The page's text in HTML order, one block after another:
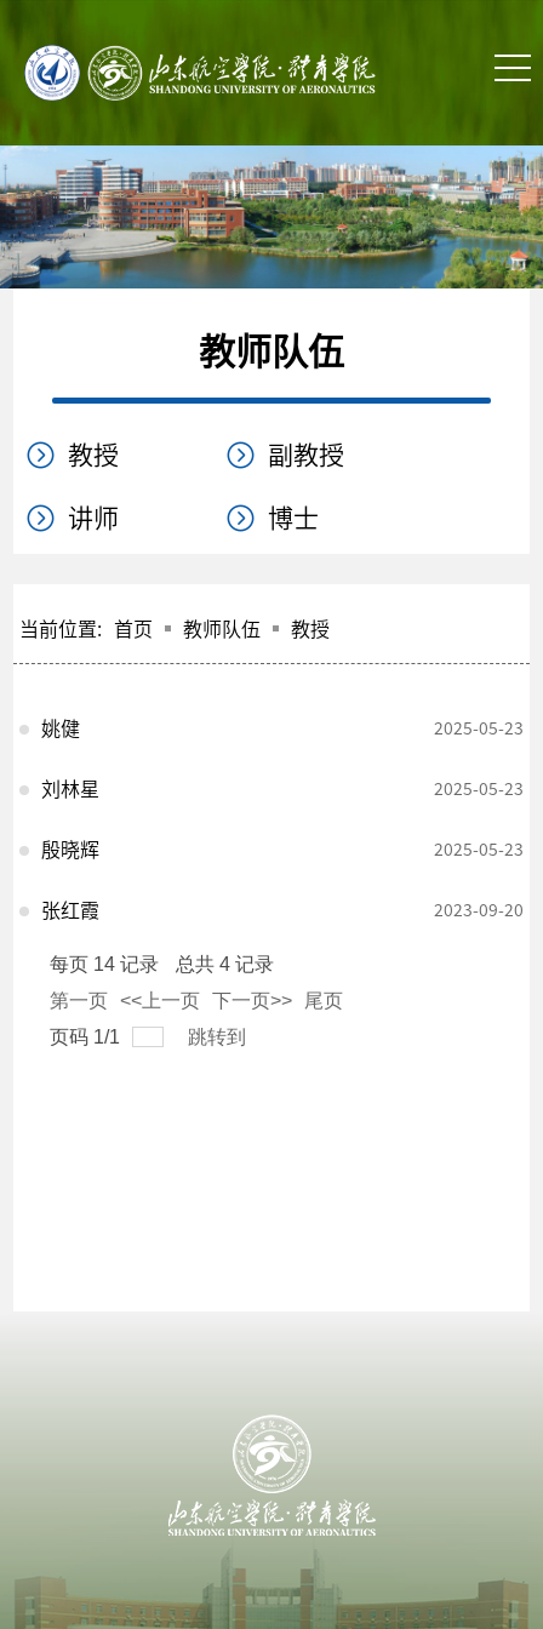
教师队伍
教授
副教授
讲师
博士
当前位置: 首页 教师队伍 教授
姚健 2025-05-23
刘林星 2025-05-23
殷晓辉 2025-05-23
张红霞 2023-09-20
每页 14 记录 总共4 记录
第一页
<<上一页 下一页>>
尾页
页码 1/1 跳转到